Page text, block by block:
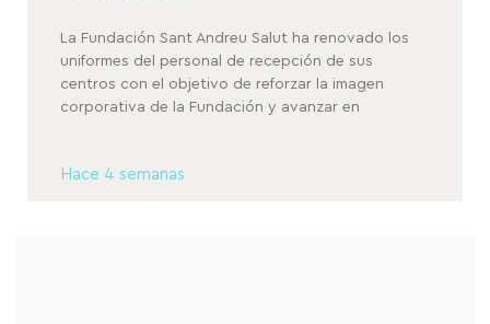
La Fundación Sant Andreu Salut ha renovado los
uniformes del personal de recepción de sus
centros con el objetivo de reforzar la imagen
corporativa de la Fundación y avanzar en
Hace 4 semanas